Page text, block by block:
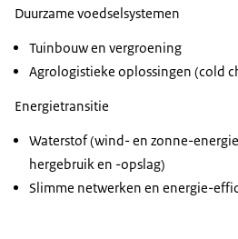
Duurzame voedselsystemen
Tuinbouw en vergroening
Agrologistieke oplossingen (cold
Energietransitie
Waterstof (wind- en zonne-
hergebruik en -opslag)
Slimme netwerken en energie-